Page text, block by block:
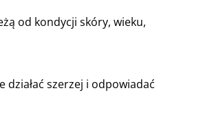
od kondycji skóry, wieku,
szerzej i odpowiadać